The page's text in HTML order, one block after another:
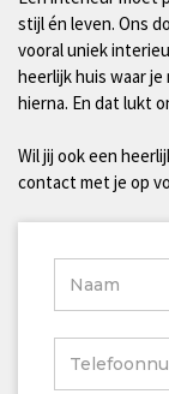
stijl én leven. Ons
vooral uniek
heerlijk huis waar
hierna. En dat lukt
Wil jij ook een
contact met je op